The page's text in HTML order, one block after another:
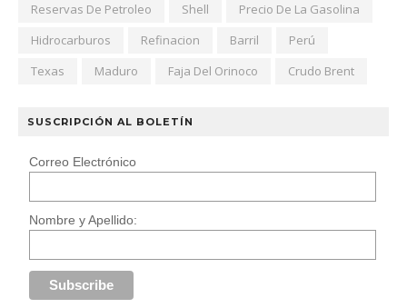
Reservas De Petroleo
Shell
Precio De La Gasolina
Hidrocarburos
Refinacion Barril
Perú
Texas
Maduro Faja Del Orinoco Crudo Brent
SUSCRIPCIÓN AL BOLETÍN
Correo Electrónico
Nombre y Apellido: